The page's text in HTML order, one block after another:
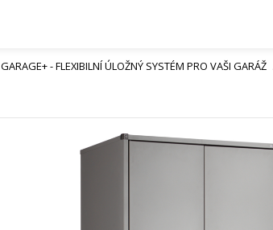
GARAGE+ - FLEXIBILNÍ ÚLOŽNÝ SYSTÉM PRO VAŠI GARÁŽ